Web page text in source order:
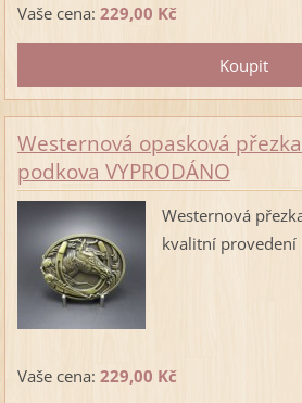
Vaše cena: 229,00 Kč
Westernová opasková
podkova VYPRODÁNO
Westernová
kvalitní provedení
Vaše cena: 229,00 Kč